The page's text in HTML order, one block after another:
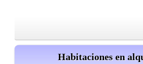
Habitaciones en